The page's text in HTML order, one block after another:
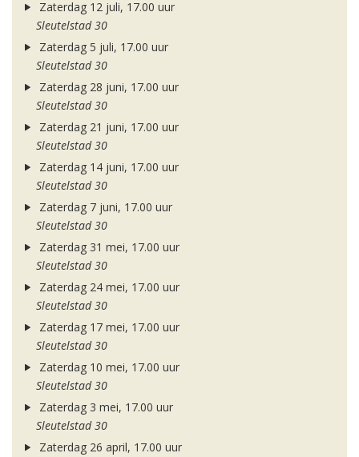
Zaterdag 12 juli, 17.00 uur
Sleutelstad 30
Zaterdag 5 juli, 17.00 uur
Sleutelstad 30
Zaterdag 28 juni, 17.00 uur
Sleutelstad 30
Zaterdag 21 juni, 17.00 uur
Sleutelstad 30
Zaterdag 14 juni, 17.00 uur
Sleutelstad 30
Zaterdag 7 juni, 17.00 uur
Sleutelstad 30
Zaterdag 31 mei, 17.00 uur
Sleutelstad 30
Zaterdag 24 mei, 17.00 uur
Sleutelstad 30
Zaterdag 17 mei, 17.00 uur
Sleutelstad 30
Zaterdag 10 mei, 17.00 uur
Sleutelstad 30
Zaterdag 3 mei, 17.00 uur
Sleutelstad 30
Zaterdag 26 april, 17.00 uur